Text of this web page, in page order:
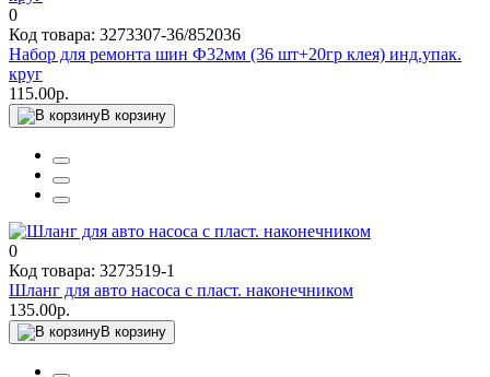
0
Код товара: 3273307-36/852036
Набор для ремонта шин Ф32мм (36 шт+20гр клея) инд.упак.
круг
115.00р.
В корзину
0
Код товара: 3273519-1
Шланг для авто насоса с пласт. наконечником
135.00р.
В корзину